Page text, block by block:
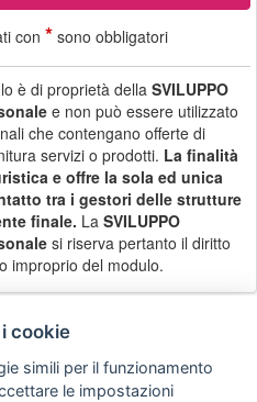
con *sono obbligatori
è di proprietà della SVILUPPO
e non può essere utilizzato
che contengano offerte di
servizi o prodotti. La finalità
e offre la sola ed unica
tra i gestori delle strutture
finale. La SVILUPPO
si riserva pertanto il diritto
improprio del modulo.
Scrivici
cookie
simili per il funzionamento
le impostazioni